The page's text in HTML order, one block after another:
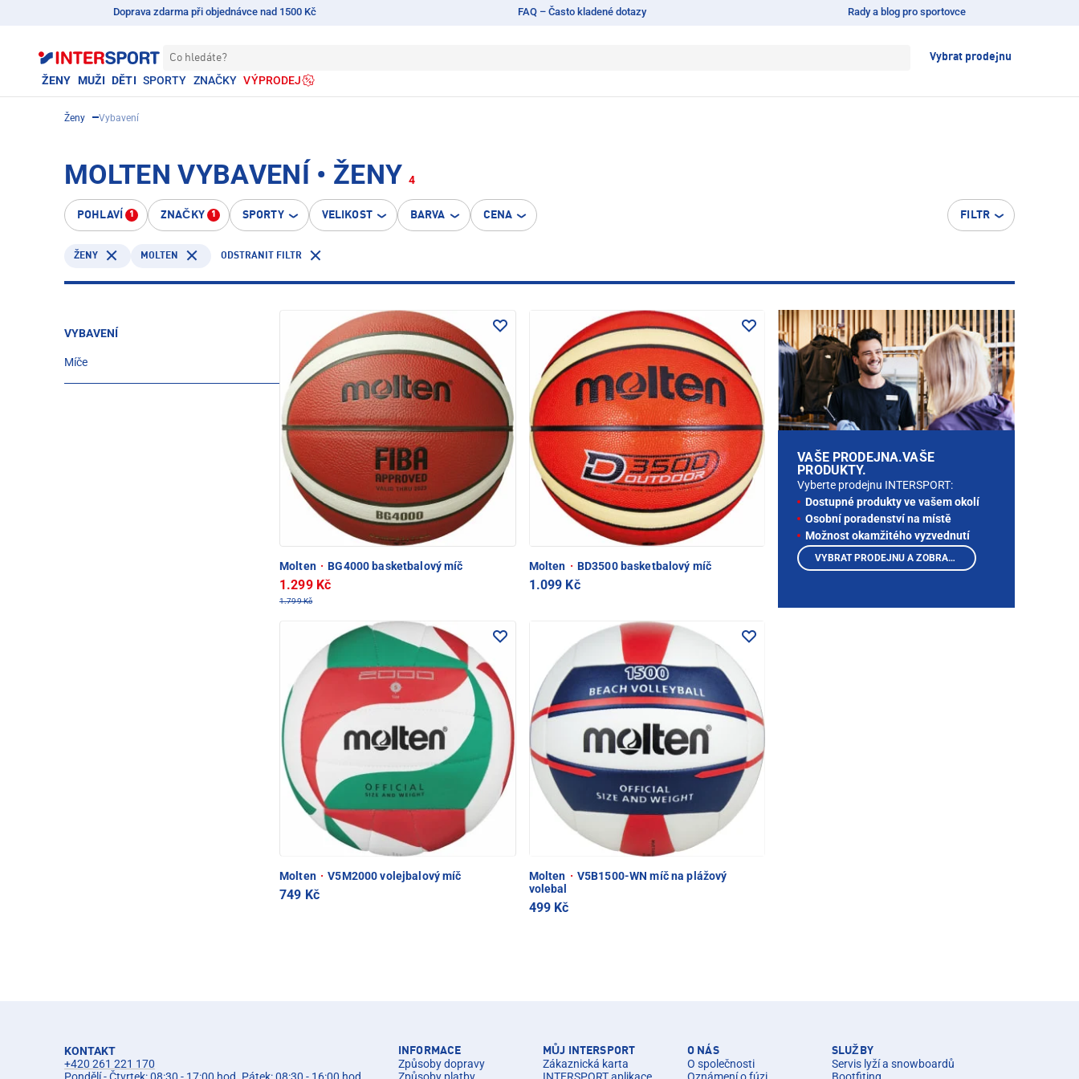
Doprava zdarma při objednávce nad 1500 Kč FAQ – Často kladené dotazy Rady a blog pro sportovce
Co hledáte? Vybrat prodejnu
ŽENY MUŽI DĚTI SPORTY ZNAČKY VÝPRODEJ
Ženy Vybavení
MOLTEN VYBAVENÍ • ŽENY 4
POHLAVÍ 1 ZNAČKY 1 SPORTY VELIKOST BARVA CENA FILTR
ŽENY MOLTEN ODSTRANIT FILTR
VYBAVENÍ
Míče
Molten · BG4000 basketbalový míč
1.299 Kč
1.799 Kč
Molten · BD3500 basketbalový míč
1.099 Kč
Molten · V5M2000 volejbalový míč
749 Kč
Molten · V5B1500-WN míč na plážový
volebal
499 Kč
VAŠE PRODEJNA.VAŠE
PRODUKTY.
Vyberte prodejnu INTERSPORT:
Dostupné produkty ve vašem okolí
Osobní poradenství na místě
Možnost okamžitého vyzvednutí
VYBRAT PRODEJNU A ZOBRAZIT PRODUKTY
KONTAKT
+420 261 221 170
INFORMACE
Způsoby dopravy
MŮJ INTERSPORT
Zákaznická karta
O NÁS
O společnosti
SLUŽBY
Servis lyží a snowboardů